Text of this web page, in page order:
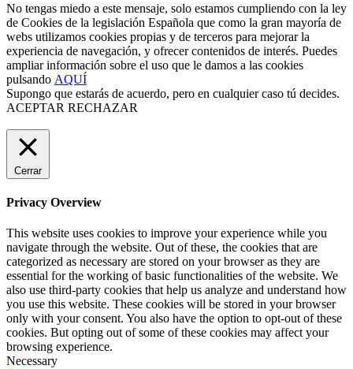
No tengas miedo a este mensaje, solo estamos cumpliendo con la ley
de Cookies de la legislación Española que como la gran mayoría de
webs utilizamos cookies propias y de terceros para mejorar la
experiencia de navegación, y ofrecer contenidos de interés. Puedes
ampliar información sobre el uso que le damos a las cookies
pulsando AQUÍ
Supongo que estarás de acuerdo, pero en cualquier caso tú decides.
ACEPTAR RECHAZAR
Cerrar
Privacy Overview
This website uses cookies to improve your experience while you
navigate through the website. Out of these, the cookies that are
categorized as necessary are stored on your browser as they are
essential for the working of basic functionalities of the website. We
also use third-party cookies that help us analyze and understand how
you use this website. These cookies will be stored in your browser
only with your consent. You also have the option to opt-out of these
cookies. But opting out of some of these cookies may affect your
browsing experience.
Necessary